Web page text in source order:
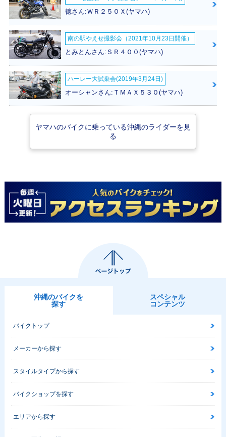
2020年 NMAX AB
S・カラーチェンジ
2019年 NMAX AB
2018年 NMAX AB
2016年 NMAX・新
徳さん:ＷＲ２５０Ｘ(ヤマハ)
南の駅やえせ撮影会（2021年10月23日開催）
とみとんさん:ＳＲ４００(ヤマハ)
ハーレー大試乗会(2019年3月24日)
オーシャンさん:ＴＭＡＸ５３０(ヤマハ)
ヤマハのバイクに乗っている沖縄のライダーを見
る
沖縄のバイクを
探す
スペシャル
コンテンツ
バイクトップ
メーカーから探す
スタイルタイプから探す
バイクショップを探す
エリアから探す